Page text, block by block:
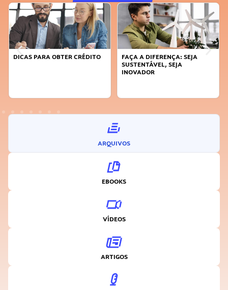
DICAS PARA OBTER CRÉDITO
FAÇA A DIFERENÇA: SEJA
SUSTENTÁVEL, SEJA
INOVADOR
ARQUIVOS
EBOOKS
VÍDEOS
ARTIGOS